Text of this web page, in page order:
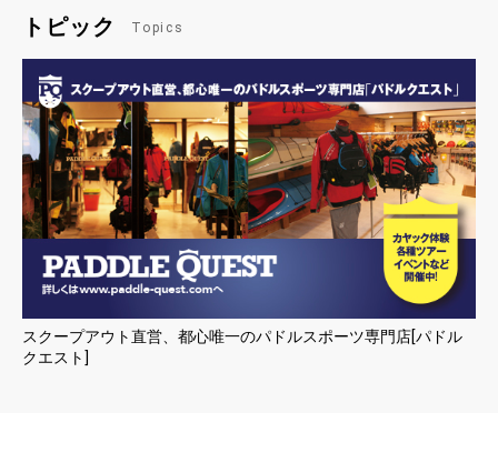
トピック Topics
スクープアウト直営、都心唯一のパドルスポーツ専門店[パドル
クエスト]